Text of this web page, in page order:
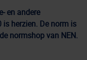
en andere
herzien. De norm is
normshop van NEN.